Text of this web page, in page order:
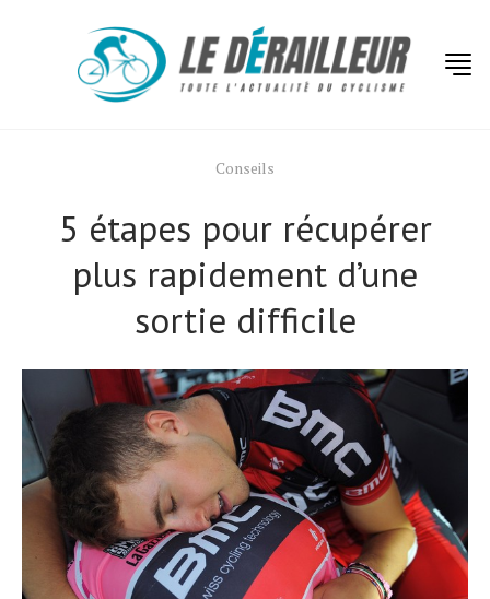
Conseils
5 étapes pour récupérer
plus rapidement d’une
sortie difficile